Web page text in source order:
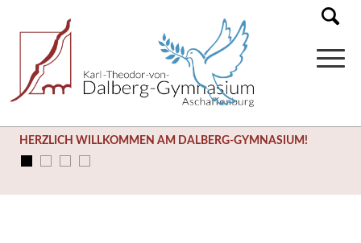
HERZLICH WILLKOMMEN AM DALBERG-GYMNASIUM!